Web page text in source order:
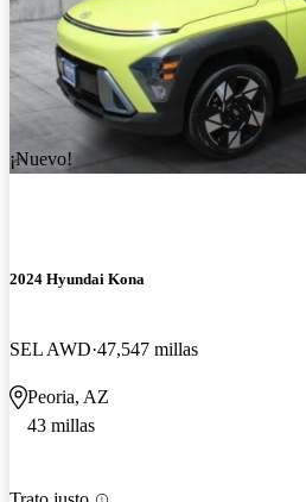
¡Nuevo!
2024 Hyundai Kona
SEL AWD 47,547 millas
Peoria, AZ
43 millas